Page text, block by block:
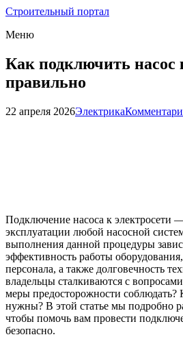
Строительный портал
Меню
Как подключить насос
правильно
22 апреля 2026Электрика
Подключение насоса к электросети
эксплуатации любой насосной
выполнения данной процедуры
эффективность работы
персонала, а также долговечность
владельцы сталкиваются с
меры предосторожности соблюдать?
нужны? В этой статье мы подробно
чтобы помочь вам провести
безопасно.